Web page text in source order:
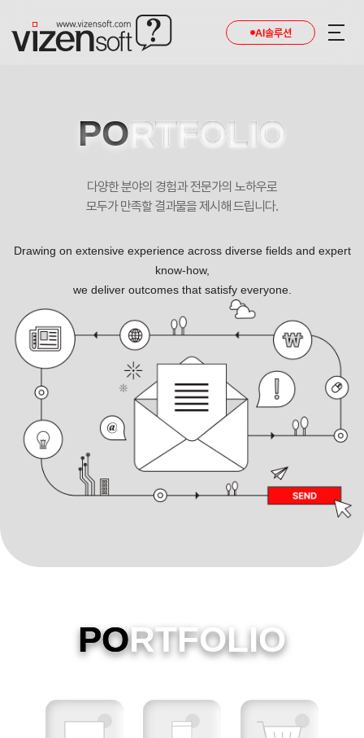
AI솔루션
PORTFOLIO
다양한 분야의 경험과 전문가의 노하우로
모두가 만족할 결과물을 제시해 드립니다.
Drawing on extensive experience across diverse fields and expert
know-how,
we deliver outcomes that satisfy everyone.
PORTFOLIO